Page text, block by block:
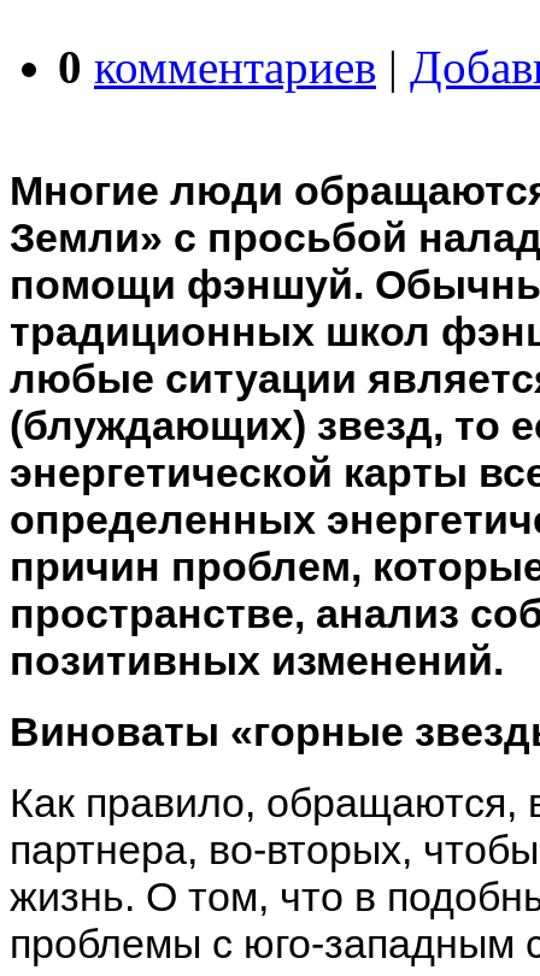
0 комментариев |
Многие люди
Земли» с просьбой
помощи фэншуй.
традиционных школ
любые ситуации
(блуждающих) звезд, то
энергетической карты
определенных
причин проблем,
пространстве, анализ
позитивных изменений.
Виноваты «горные
Как правило, обращаются,
партнера, во-вторых,
жизнь. О том, что в
проблемы с юго-западным